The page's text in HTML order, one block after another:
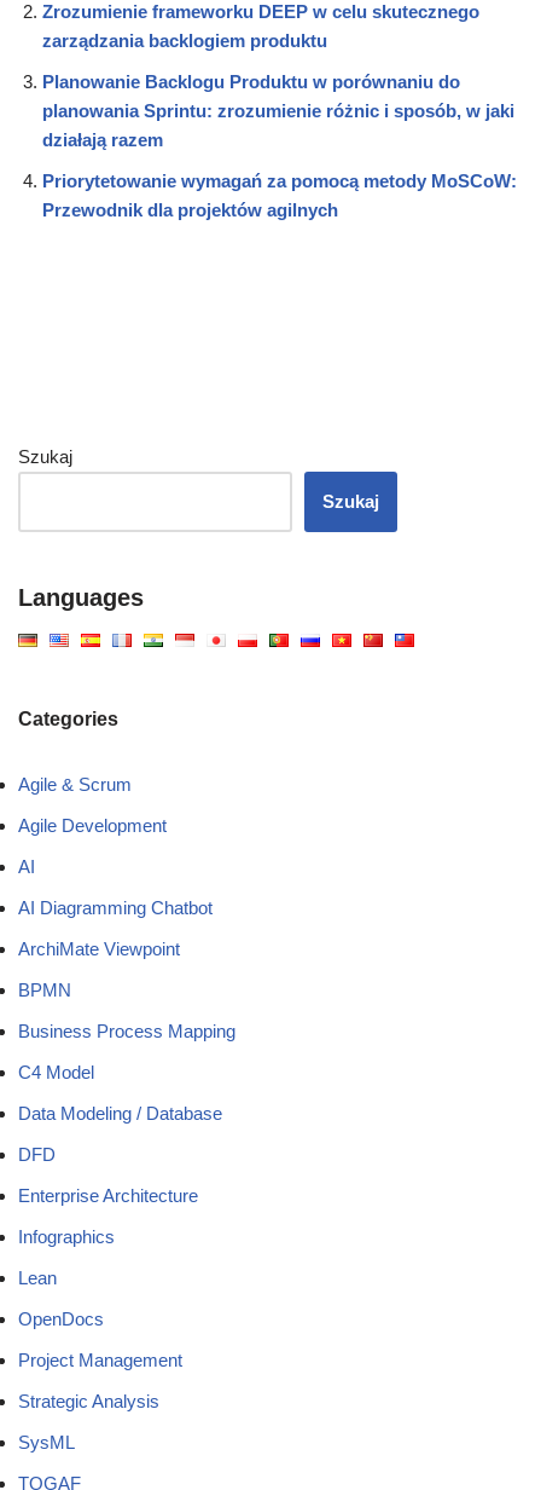
Zrozumienie frameworku DEEP w celu skutecznego
zarządzania backlogiem produktu
Planowanie Backlogu Produktu w porównaniu do
planowania Sprintu: zrozumienie różnic i sposób, w jaki
działają razem
Priorytetowanie wymagań za pomocą metody MoSCoW:
Przewodnik dla projektów agilnych
Szukaj
Szukaj
Languages
Categories
Agile & Scrum
Agile Development
AI
AI Diagramming Chatbot
ArchiMate Viewpoint
BPMN
Business Process Mapping
C4 Model
Data Modeling / Database
DFD
Enterprise Architecture
Infographics
Lean
OpenDocs
Project Management
Strategic Analysis
SysML
TOGAF